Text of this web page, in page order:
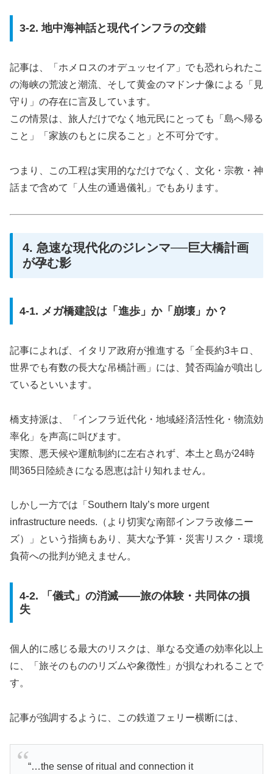
3-2. 地中海神話と現代インフラの交錯
記事は、「ホメロスのオデュッセイア」でも恐れられたこ
の海峡の荒波と潮流、そして黄金のマドンナ像による「見
守り」の存在に言及しています。
この情景は、旅人だけでなく地元民にとっても「島へ帰る
こと」「家族のもとに戻ること」と不可分です。
つまり、この工程は実用的なだけでなく、文化・宗教・神
話まで含めて「人生の通過儀礼」でもあります。
4. 急速な現代化のジレンマ──巨大橋計画
が孕む影
4-1. メガ橋建設は「進歩」か「崩壊」か？
記事によれば、イタリア政府が推進する「全長約3キロ、
世界でも有数の長大な吊橋計画」には、賛否両論が噴出し
ているといいます。
橋支持派は、「インフラ近代化・地域経済活性化・物流効
率化」を声高に叫びます。
実際、悪天候や運航制約に左右されず、本土と島が24時
間365日陸続きになる恩恵は計り知れません。
しかし一方では「Southern Italy’s more urgent
infrastructure needs.（より切実な南部インフラ改修ニー
ズ）」という指摘もあり、莫大な予算・災害リスク・環境
負荷への批判が絶えません。
4-2. 「儀式」の消滅――旅の体験・共同体の損
失
個人的に感じる最大のリスクは、単なる交通の効率化以上
に、「旅そのもののリズムや象徴性」が損なわれることで
す。
記事が強調するように、この鉄道フェリー横断には、
“…the sense of ritual and connection it